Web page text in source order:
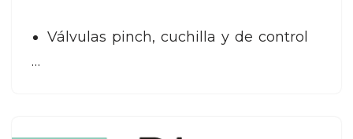
Válvulas pinch, cuchilla y de control
…